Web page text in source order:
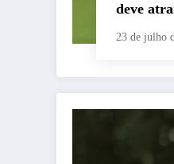
deve
turistas
23 de julho